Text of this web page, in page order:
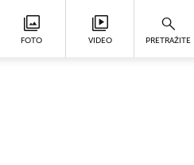
FOTO VIDEO PRETRAŽITE